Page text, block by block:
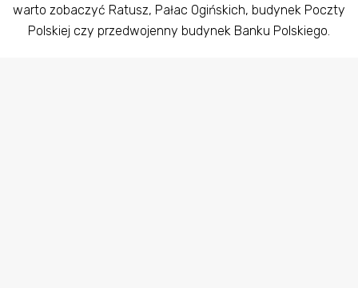
warto zobaczyć Ratusz, Pałac Ogińskich, budynek Poczty
Polskiej czy przedwojenny budynek Banku Polskiego.